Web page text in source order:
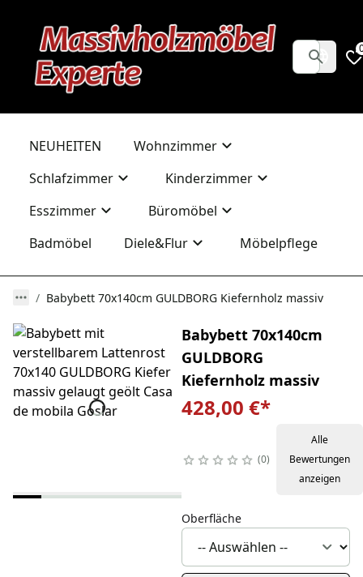
NEUHEITEN
Wohnzimmer
Schlafzimmer
Kinderzimmer
Esszimmer
Büromöbel
Badmöbel
Diele&Flur Möbelpflege
Babybett 70x140cm GULDBORG Kiefernholz massiv
Babybett 70x140cm
GULDBORG
Kiefernholz massiv
428,00 €*
0
Alle
Bewertungen
anzeigen
Oberfläche